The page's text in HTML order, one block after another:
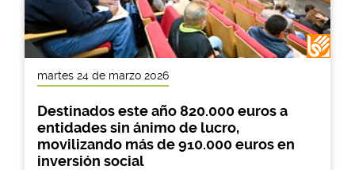
martes 24 de marzo 2026
Destinados este año 820.000 euros a
entidades sin ánimo de lucro,
movilizando más de 910.000 euros en
inversión social